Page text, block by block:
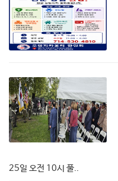
25일 오전 10시 풀..